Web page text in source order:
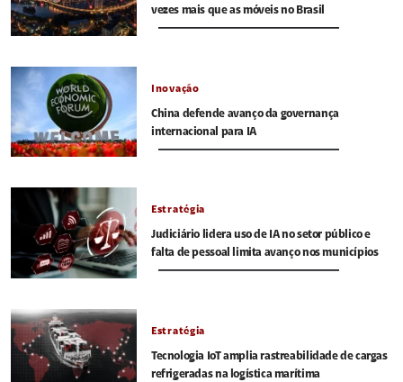
vezes mais que as móveis no Brasil
Inovação
China defende avanço da governança
internacional para IA
Estratégia
Judiciário lidera uso de IA no setor público e
falta de pessoal limita avanço nos municípios
Estratégia
Tecnologia IoT amplia rastreabilidade de cargas
refrigeradas na logística marítima